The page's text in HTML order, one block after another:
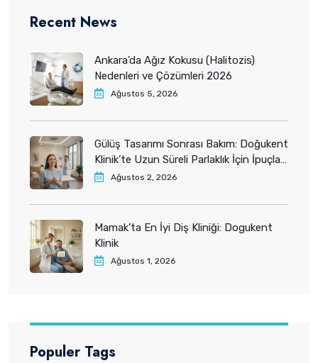
Recent News
Ankara’da Ağız Kokusu (Halitozis)
Nedenleri ve Çözümleri 2026
Ağustos 5, 2026
Gülüş Tasarımı Sonrası Bakım: Doğukent
Klinik’te Uzun Süreli Parlaklık İçin İpuçları
2026Ağustos 2, 2026
Mamak’ta En İyi Diş Kliniği: Dogukent
Klinik
Ağustos 1, 2026
Populer Tags